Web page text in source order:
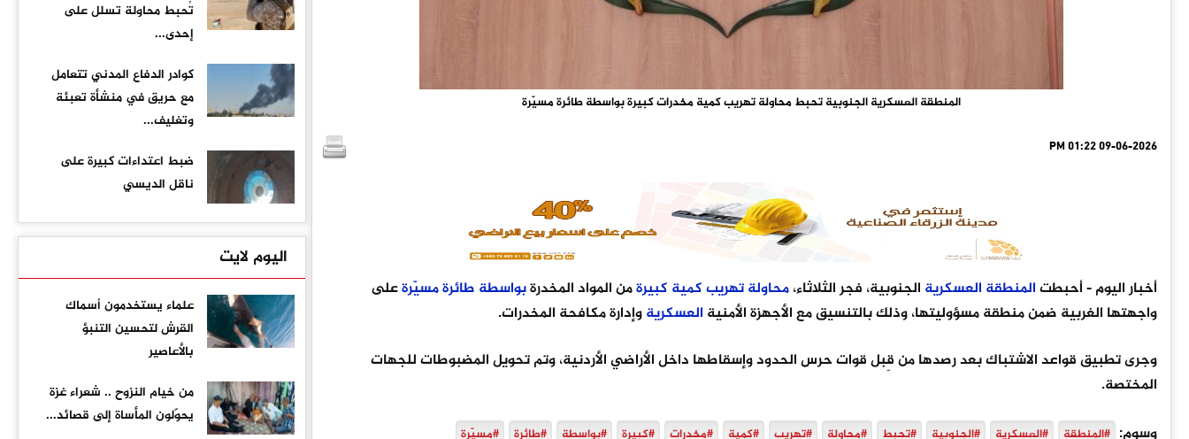
المنطقة العسكرية الجنوبية تحبط محاولة تهريب كمية مخدرات كبيرة بواسطة طائرة مسيّرة
09-06-2026 01:22 PM
أخبار اليوم- أحبطتالمنطقة العسكرية الجنوبية، فجر الثلاثاء،محاولةتهريبكمية كبيرةمن المواد المخدرةبواسطة طائرةمسيّرةعلى
واجهتها الغربية ضمن منطقة مسؤوليتها، وذلك بالتنسيق مع الأجهزة الأمنية العسكريةوإدارة مكافحة المخدرات.
وجرى تطبيق قواعد الاشتباك بعد رصدها من قِبل قوات حرس الحدود وإسقاطها داخل الأراضي الأردنية، وتم تحويل المضبوطات للجهات
المختصة.
وسوم: #المنطقة #العسكرية #الجنوبية #تحبط #محاولة #تهريب #كمية #مخدرات #كبيرة #بواسطة #طائرة #مسيّرة
تُحبط محاولة تسلل على
إحدى...
كوادر الدفاع المدني تتعامل
مع حريق في منشأة تعبئة
وتغليف...
ضبط اعتداءات كبيرة على
ناقل الديسي
اليوم لايت
علماء يستخدمون أسماك
القرش لتحسين التنبؤ
بالأعاصير
من خيام النزوح .. شعراء غزة
يحوّلون المأساة إلى قصائد...